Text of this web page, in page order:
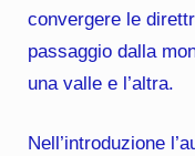
convergere le
passaggio dalla
una valle e l’altra.
Nell’introduzione